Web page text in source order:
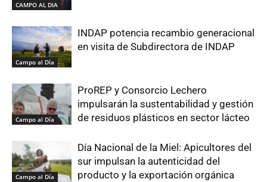
CAMPO AL DIA
Campo al Día
INDAP potencia recambio generacional
en visita de Subdirectora de INDAP
Campo al Día
ProREP y Consorcio Lechero
impulsarán la sustentabilidad y gestión
de residuos plásticos en sector lácteo
Campo al Día
Día Nacional de la Miel: Apicultores del
sur impulsan la autenticidad del
producto y la exportación orgánica